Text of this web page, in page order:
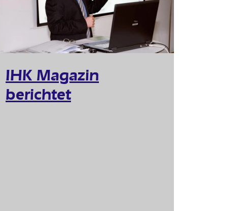
IHK Magazin
berichtet